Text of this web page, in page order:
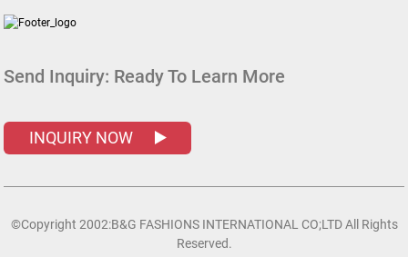
Send Inquiry: Ready To Learn More
INQUIRY NOW
©Copyright 2002:B&G FASHIONS INTERNATIONAL CO;LTD All Rights
Reserved.